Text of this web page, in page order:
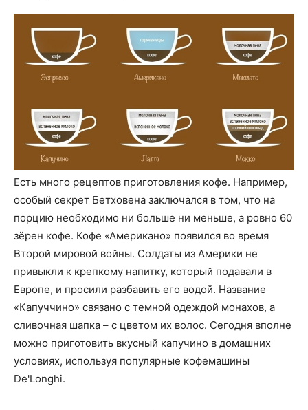
Есть много рецептов приготовления кофе. Например,
особый секрет Бетховена заключался в том, что на
порцию необходимо ни больше ни меньше, а ровно 60
зёрен кофе. Кофе «Американо» появился во время
Второй мировой войны. Солдаты из Америки не
привыкли к крепкому напитку, который подавали в
Европе, и просили разбавить его водой. Название
«Капуччино» связано с темной одеждой монахов, а
сливочная шапка – с цветом их волос. Сегодня вполне
можно приготовить вкусный капучино в домашних
условиях, используя популярные кофемашины
De'Longhi.